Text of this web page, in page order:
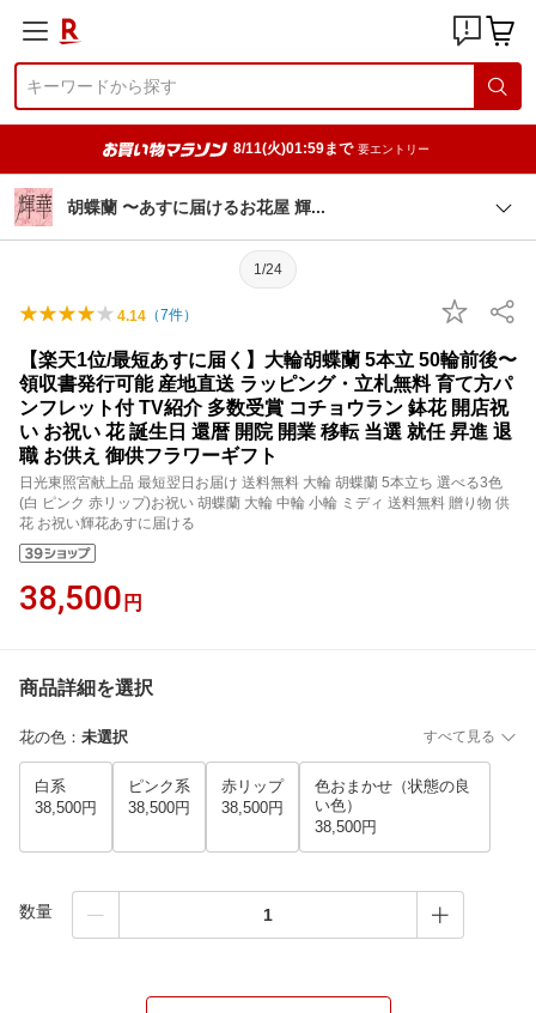
8/11(火)01:59まで 要エントリー
胡蝶蘭 〜あすに届けるお花屋 輝
1/24
4.14 （7件）
【楽天1位/最短あすに届く】大輪胡蝶蘭 5本立 50輪前後〜
領収書発行可能 産地直送 ラッピング・立札無料 育て方パ
ンフレット付 TV紹介 多数受賞 コチョウラン 鉢花 開店祝
い お祝い 花 誕生日 還暦 開院 開業 移転 当選 就任 昇進 退
職 お供え 御供フラワーギフト
日光東照宮献上品 最短翌日お届け 送料無料 大輪 胡蝶蘭 5本立ち 選べる3色
(白 ピンク 赤リップ)お祝い 胡蝶蘭 大輪 中輪 小輪 ミディ 送料無料 贈り物 供
花 お祝い輝花あすに届ける
38,500 円
商品詳細を選択
花の色 ： 未選択 すべて見る
白系
38,500円
ピンク系
38,500円
赤リップ
38,500円
色おまかせ（状態の良
い色）
38,500円
数量